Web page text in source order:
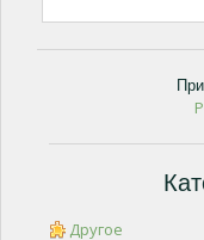
Другое